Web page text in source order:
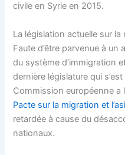
civile en Syrie en 2015.
La législation actuelle sur la
Faute d’être parvenue à
du système d’immigration
dernière législature qui
Commission européenne
Pacte sur la migration et
retardée à cause du
nationaux.